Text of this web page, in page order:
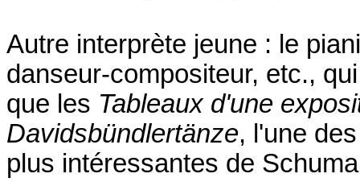
Autre interprète jeune : le
danseur-compositeur, etc.,
que les Tableaux d'une
Davidsbündlertänze, l'une
plus intéressantes de